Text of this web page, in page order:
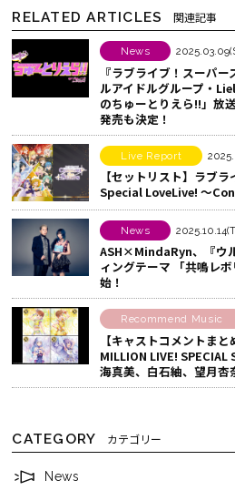
ア
す
る
b
o
o
k
で
シ
ェ
ア
す
る
RELATED ARTICLES 関連記事
News
『ラブライブ！スーパ
ルアイドルグループ・
のちゅーとりえら!!」放
発売も決定！
Live Report
【セットリスト】ラブ
Special LoveLive! ～
News
ASH×MindaRyn、『ウ
ィングテーマ 「共鳴レ
始！
Recommend Music
【キャストコメントま
MILLION LIVE! SPECIAL
海真美、白石紬、望月杏
CATEGORY カテゴリー
News